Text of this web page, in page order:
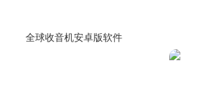
全球收音机安卓版软件